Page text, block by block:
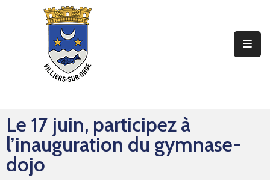
Mes
Sorties
Le 17 juin, participez à
l’inauguration du gymnase-
dojo